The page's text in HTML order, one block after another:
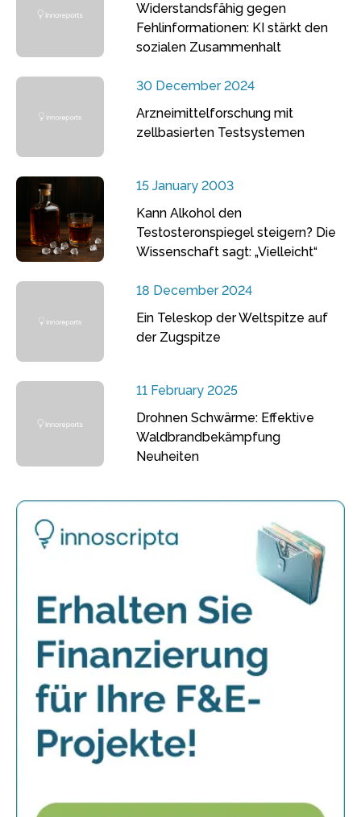
Widerstandsfähig gegen
Fehlinformationen: KI stärkt den
sozialen Zusammenhalt
30 December 2024
Arzneimittelforschung mit
zellbasierten Testsystemen
15 January 2003
Kann Alkohol den
Testosteronspiegel steigern? Die
Wissenschaft sagt: „Vielleicht“
18 December 2024
Ein Teleskop der Weltspitze auf
der Zugspitze
11 February 2025
Drohnen Schwärme: Effektive
Waldbrandbekämpfung
Neuheiten